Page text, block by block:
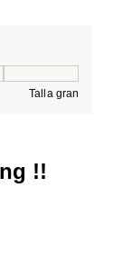
Talla gran
!!